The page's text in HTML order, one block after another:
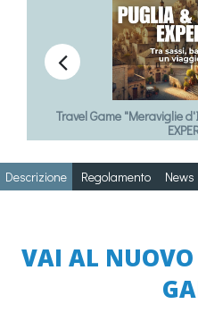
Travel Game "Meraviglie

Descrizione Regolamento News
VAI AL NUOVO